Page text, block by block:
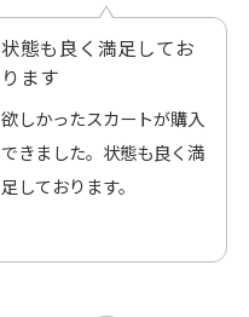
状態も良く満足してお
ります
欲しかったスカートが購入
できました。状態も良く満
足しております。